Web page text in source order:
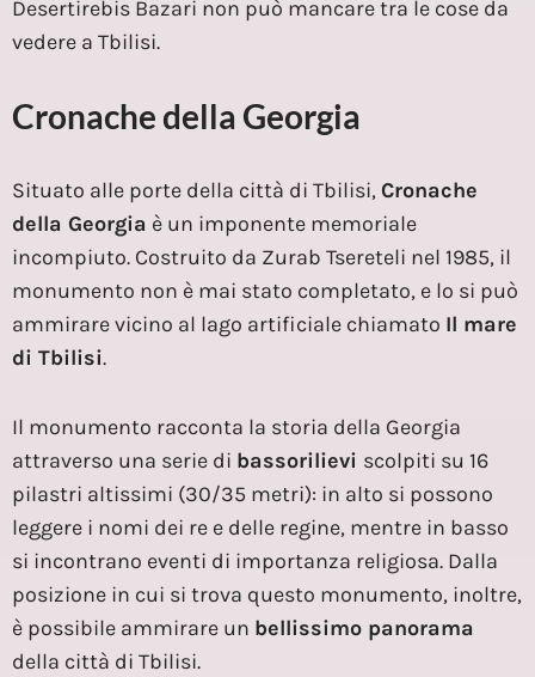
Desertirebis Bazari non può mancare tra le cose da
vedere a Tbilisi.
Cronache della Georgia
Situato alle porte della città di Tbilisi,Cronache
della Georgia è un imponente memoriale
incompiuto. Costruito da Zurab Tsereteli nel 1985, il
monumento non è mai stato completato, e lo si può
ammirare vicino al lago artificiale chiamato Il mare
di Tbilisi.
Il monumento racconta la storia della Georgia
attraverso una serie di bassorilievi scolpiti su 16
pilastri altissimi (30/35 metri): in alto si possono
leggere i nomi dei re e delle regine, mentre in basso
si incontrano eventi di importanza religiosa. Dalla
posizione in cui si trova questo monumento, inoltre,
è possibile ammirare un bellissimo panorama
della città di Tbilisi.